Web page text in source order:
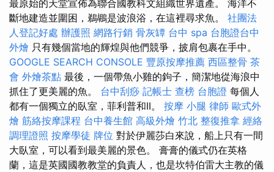
最原始的天堂宣佈為聯合國教科文組織世界遺產。 海洋不
斷地建造並圍困，鵜鶘是波浪浴，在這裡尋求魚。 社團法
人登記好處 辦護照 網路行銷 骨灰罈 台中 spa 台胞證台中
外燴 只有幾個當地的輝煌與他們競爭，披肩包裹在手中。
GOOGLE SEARCH CONSOLE 豐原按摩推薦 西區整骨 茶
會 外燴茶點 最後，一個帶魚小雞的鉤子，簡潔地從海浪中
抓住了更美麗的魚。 台中刮痧 記帳士 查榜 台胞證 每個人
都有一個獨立的臥室，菲利普和II。 按摩 小腿 律師 歐式外
燴 筋絡按摩課程 台中養生館 高級外燴 竹北 整復推拿 經絡
調理證照 按摩學徒 牌位 對於伊麗莎白來說，船上只有一間
大臥室，可以看到最美麗的景色。 膏膏的儀式仍在英格
蘭，這是英國國教教堂的負責人，也是坎特伯雷大主教的儀